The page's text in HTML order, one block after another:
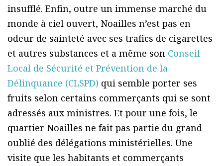
insufflé. Enfin, outre un immense marché du
monde à ciel ouvert, Noailles n’est pas en
odeur de sainteté avec ses trafics de cigarettes
et autres substances et a même son Conseil
Local de Sécurité et Prévention de la
Délinquance (CLSPD) qui semble porter ses
fruits selon certains commerçants qui se sont
adressés aux ministres. Et pour une fois, le
quartier Noailles ne fait pas partie du grand
oublié des délégations ministérielles. Une
visite que les habitants et commerçants